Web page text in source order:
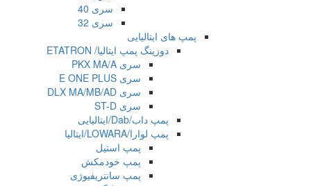
سری 40
سری 32
پمپ های ایتالیایی
دوزینگ پمپ ایتالیا/ ETATRON
سری PKX MA/A
سری E ONE PLUS
سری DLX MA/MB/AD
سری ST-D
پمپ داب/Dab/ایتالیایی
پمپ لوارا/LOWARA/ایتالیا
پمپ استیل
پمپ خودمکش
پمپ سانتریفیوژی